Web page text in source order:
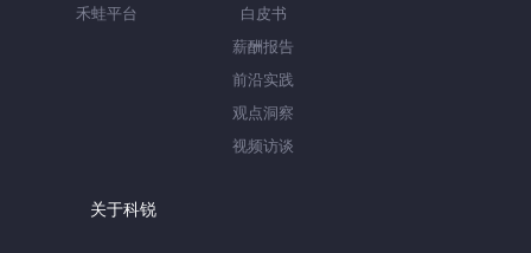
禾蛙平台
白皮书
薪酬报告
前沿实践
观点洞察
视频访谈
关于科锐